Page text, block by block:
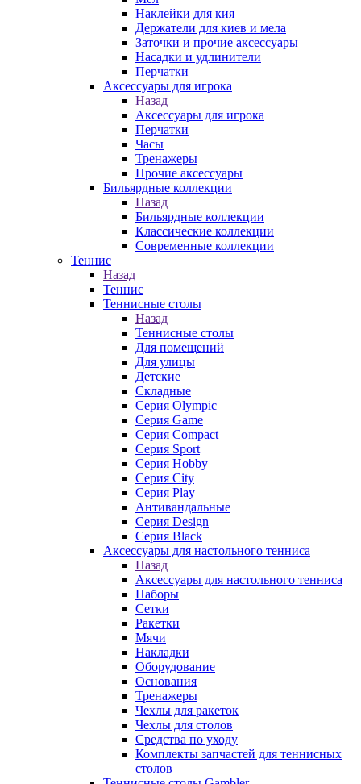
Наклейки для кия
Держатели для киев и мела
Заточки и прочие аксессуары
Насадки и удлинители
Перчатки
Аксессуары для игрока
Назад
Аксессуары для игрока
Перчатки
Часы
Тренажеры
Прочие аксессуары
Бильярдные коллекции
Назад
Бильярдные коллекции
Классические коллекции
Современные коллекции
Теннис
Назад
Теннис
Теннисные столы
Назад
Теннисные столы
Для помещений
Для улицы
Детские
Складные
Серия Olympic
Серия Game
Серия Compact
Серия Sport
Серия Hobby
Серия City
Серия Play
Антивандальные
Серия Design
Серия Black
Аксессуары для настольного тенниса
Назад
Аксессуары для настольного тенниса
Наборы
Сетки
Ракетки
Мячи
Накладки
Оборудование
Основания
Тренажеры
Чехлы для ракеток
Чехлы для столов
Средства по уходу
Комплекты запчастей для теннисных
столов